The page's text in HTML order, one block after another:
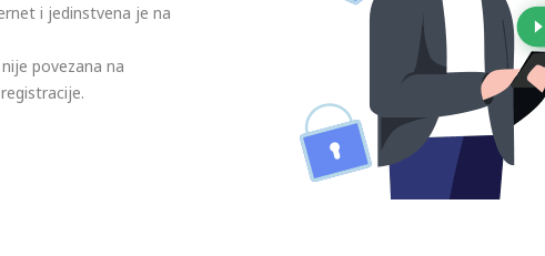
i jedinstvena je na
povezana na